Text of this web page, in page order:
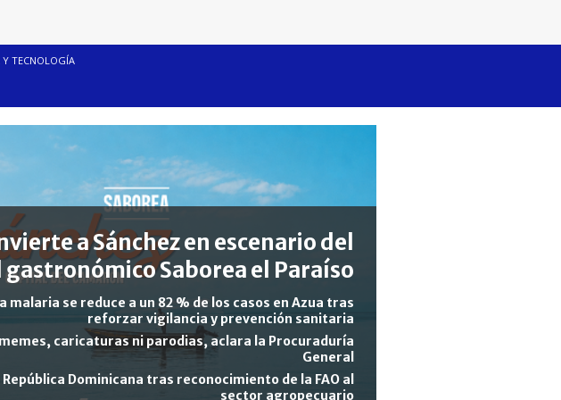
Y TECNOLOGÍA
a Sánchez en escenario del
Saborea el Paraíso
malaria se reduce a un 82 % de los casos en Azua tras
reforzar vigilancia y prevención sanitaria
caricaturas ni parodias, aclara la Procuraduría
General
Dominicana tras reconocimiento de la FAO al
sector agropecuario